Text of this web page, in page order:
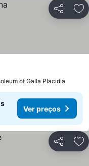
Partilhar
of Galla Placidia
Ver preços
Partilhar